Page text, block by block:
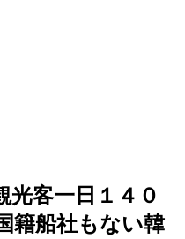
光客一日１４０
籍船社もない韓